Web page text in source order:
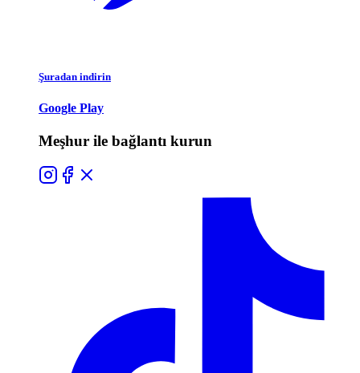
Şuradan indirin
Google Play
Meşhur ile bağlantı kurun